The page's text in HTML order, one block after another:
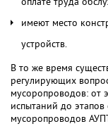
имеют место
устройств.
В то же время
регулирующих
мусоропроводов: от
испытаний до
мусоропроводов